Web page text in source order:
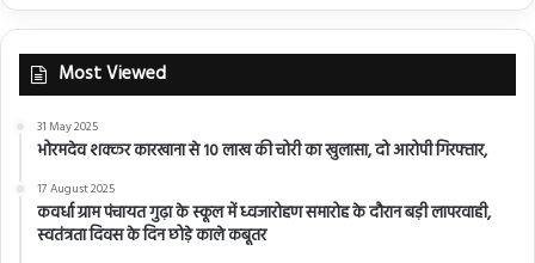
Most Viewed
31 May 2025
भोरमदेव शक्कर कारखाना से 10 लाख की चोरी का खुलासा, दो आरोपी गिरफ्तार,
17 August 2025
कवर्धा ग्राम पंचायत गुढ़ा के स्कूल में ध्वजारोहण समारोह के दौरान बड़ी लापरवाही,
स्वतंत्रता दिवस के दिन छोड़े काले कबूतर